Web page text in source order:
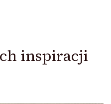
inspiracji